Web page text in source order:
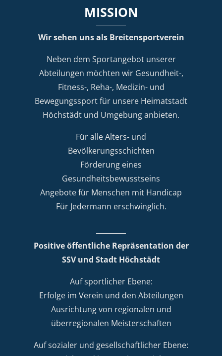
MISSION
Wir sehen uns als Breitensportverein
Neben dem Sportangebot unserer
Abteilungen möchten wir Gesundheit-,
Fitness-, Reha-, Medizin- und
Bewegungssport für unsere Heimatstadt
Höchstädt und Umgebung anbieten.
Für alle Alters- und
Bevölkerungsschichten
Förderung eines
Gesundheitsbewusstseins
Angebote für Menschen mit Handicap
Für Jedermann erschwinglich.
Positive öffentliche Repräsentation der
SSV und Stadt Höchstädt
Auf sportlicher Ebene:
Erfolge im Verein und den Abteilungen
Ausrichtung von regionalen und
überregionalen Meisterschaften
Auf sozialer und gesellschaftlicher Ebene: